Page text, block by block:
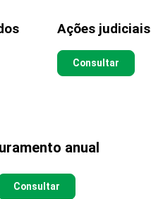
Ações judiciais
Consultar
anual
Consultar